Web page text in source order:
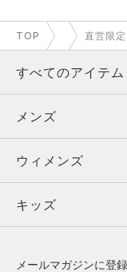
TOP 直営限定
すべてのアイテム
メンズ
ウィメンズ
キッズ
メンズ
トップス
ボトムス
ウィメンズ
トップス
キッズ
メールマガジンに登